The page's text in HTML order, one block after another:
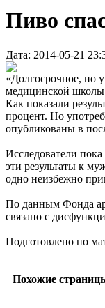
Пиво
Дата: 2014-05-21
«Долгосрочное, но
медицинской школы
Как показали
процент. Но
опубликованы в
Исследователи
эти результаты к
одно неизбежно
По данным Фонда
связано с
Подготовлено по
Похожие